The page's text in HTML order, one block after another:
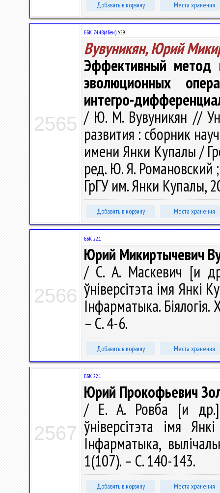
Добавить в корзину Места хранения
2565
ББК 74.48(4Беи) У59
Вувуникян, Юрий
Эффективный метод
эволюционных
интегро-
/ Ю. М. Вувуникян //
развития : сборник
имени Янки Купалы /
ред. Ю. Я. Романовский
ГрГУ им. Янки Купалы,
Добавить в корзину Места хранения
2566
ББК 22.1
Юрий Микиртычевич
/ С. А. Маскевич [и
ўніверсітэта імя Янкі
Інфарматыка.
– С. 4-6.
Добавить в корзину Места хранения
2567
ББК 22.1
Юрий Прокофьевич
/ Е. А. Ровба [и др.]
ўніверсітэта імя
Інфарматыка,
1(107). – С. 140-143.
Добавить в корзину Места хранения